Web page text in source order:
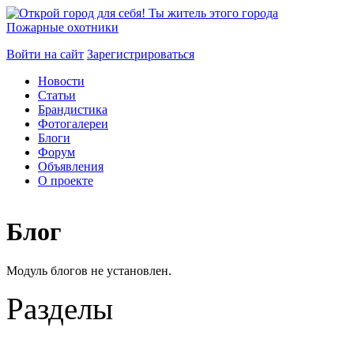
Пожарные охотники
Войти на сайт Зарегистрироваться
Новости
Статьи
Брандистика
Фотогалереи
Блоги
Форум
Объявления
О проекте
Блог
Модуль блогов не установлен.
Разделы